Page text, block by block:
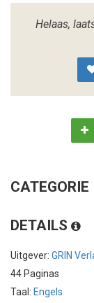
Helaas,
CATEGORIE
DETAILS
Uitgever: GRIN
44 Paginas
Taal: Engels